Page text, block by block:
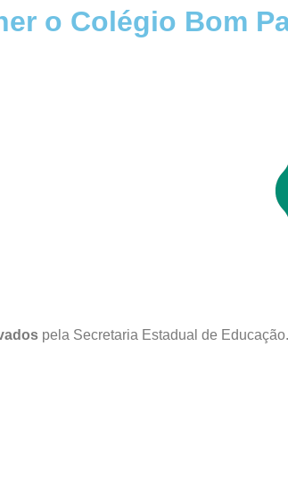
o Colégio Bom
pela Secretaria Estadual de Educação.